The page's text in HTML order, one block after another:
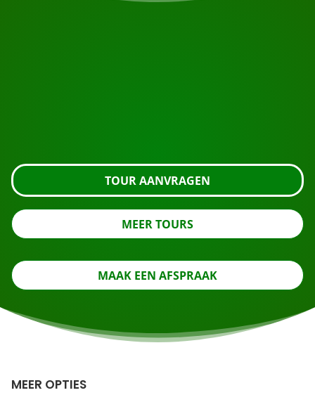
TOUR AANVRAGEN
MEER TOURS
MAAK EEN AFSPRAAK
MEER OPTIES